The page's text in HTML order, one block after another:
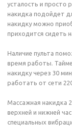
усталость и просто
накидка подойдет
накидку можно
приходится сидеть
Наличие пульта
время работы.
накидку через 30
работать от сети
Массажная накидка
верхней и нижней
специальных